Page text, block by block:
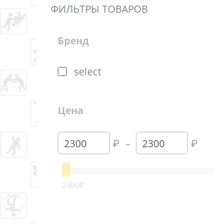
ФИЛЬТРЫ ТОВАРОВ
Бренд
select
Цена
₽ – ₽
2300₽